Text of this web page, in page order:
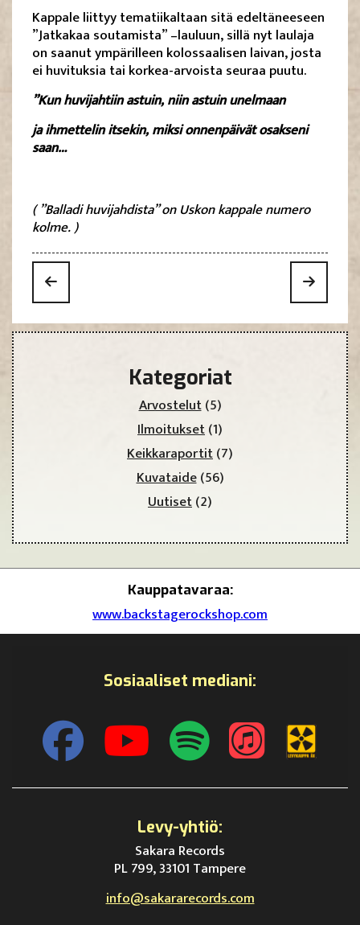
Kappale liittyy tematiikaltaan sitä edeltäneeseen
”Jatkakaa soutamista” –lauluun, sillä nyt laulaja
on saanut ympärilleen kolossaalisen laivan, josta
ei huvituksia tai korkea-arvoista seuraa puutu.
”Kun huvijahtiin astuin, niin astuin unelmaan
ja ihmettelin itsekin, miksi onnenpäivät osakseni
saan…
( ”Balladi huvijahdista” on Uskon kappale numero
kolme. )
Kategoriat
Arvostelut(5)
Ilmoitukset(1)
Keikkaraportit(7)
Kuvataide(56)
Uutiset(2)
Kauppatavaraa:
www.backstagerockshop.com
Sosiaaliset mediani:
Levy-yhtiö:
Sakara Records
PL 799, 33101 Tampere
info@sakararecords.com